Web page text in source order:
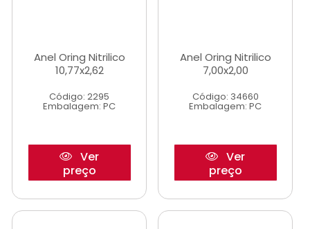
Anel Oring Nitrilico
10,77x2,62
Código: 2295
Embalagem: PC
Ver
preço
Anel Oring Nitrilico
7,00x2,00
Código: 34660
Embalagem: PC
Ver
preço